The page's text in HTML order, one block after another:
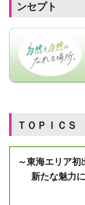
ンセプト
ＴＯＰＩＣＳ
～東海エリア
新たな魅力